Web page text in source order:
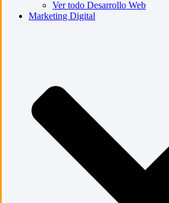
Ver todo Desarrollo Web
Marketing Digital